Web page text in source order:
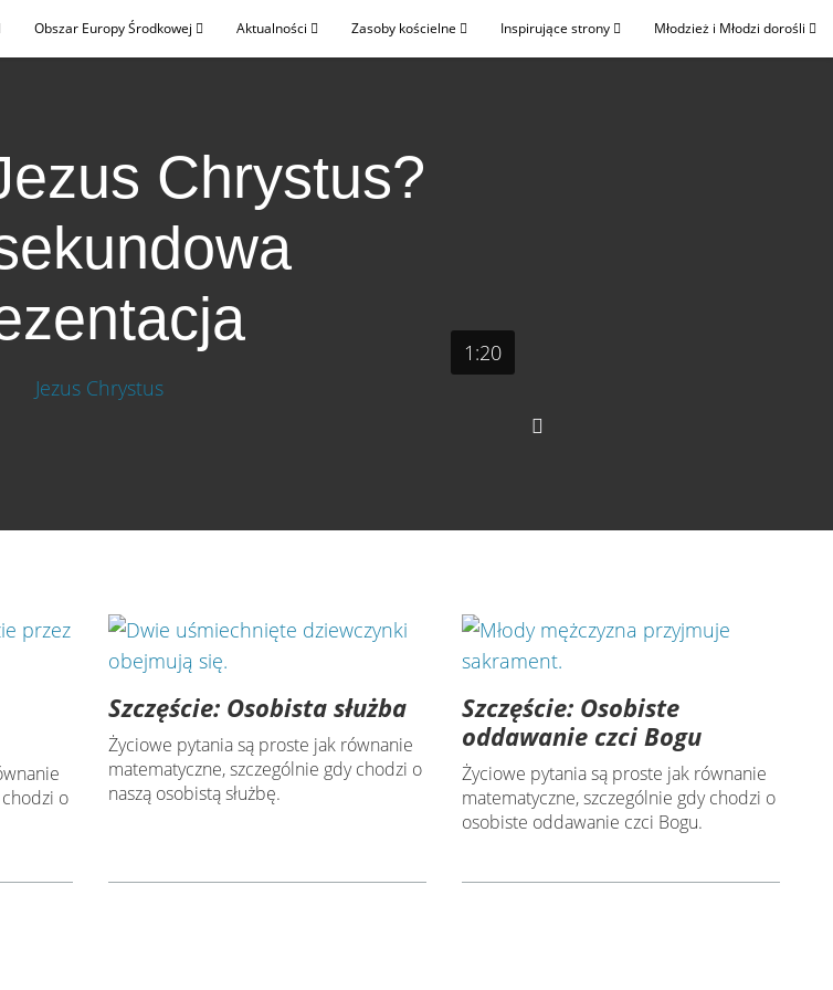
Obszar Europy Środkowej Aktualności Zasoby kościelne Inspirujące strony Młodzież i Młodzi dorośli
Chrystus?
1:20
o
Szczęście: Osobista służba
Życiowe pytania są proste jak równanie
matematyczne, szczególnie gdy chodzi o
naszą osobistą służbę.
Szczęście: Osobiste
oddawanie czci Bogu
Życiowe pytania są proste jak równanie
matematyczne, szczególnie gdy chodzi o
osobiste oddawanie czci Bogu.